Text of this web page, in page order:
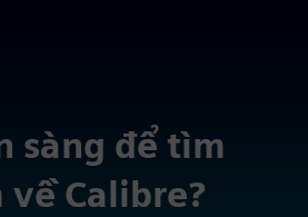
sàng để tìm
Calibre?